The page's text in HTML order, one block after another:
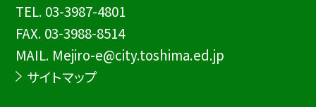
TEL. 03-3987-4801
FAX. 03-3988-8514
MAIL. Mejiro-e@city.toshima.ed.jp
サイトマップ